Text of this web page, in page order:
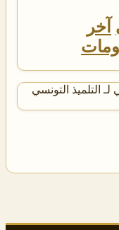
آخر
التلميذ التونسي